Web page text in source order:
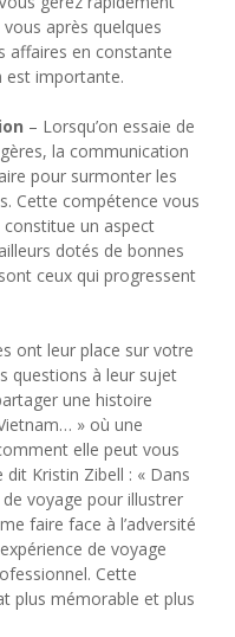
après quelques
affaires en constante
est importante.
– Lorsqu’on essaie de
la communication
pour surmonter les
Cette compétence vous
constitue un aspect
dotés de bonnes
ceux qui progressent
ont leur place sur votre
questions à leur sujet
une histoire
» où une
elle peut vous
Kristin Zibell : « Dans
voyage pour illustrer
faire face à l’adversité
de voyage
Cette
plus mémorable et plus